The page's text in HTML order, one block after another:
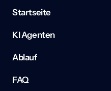
Startseite
KI Agenten
Ablauf
FAQ